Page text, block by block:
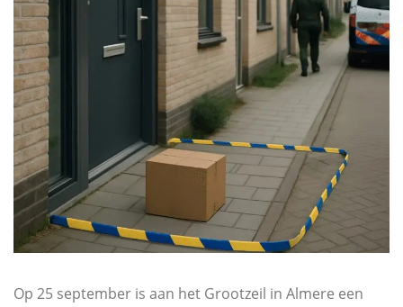
Op 25 september is aan het Grootzeil in Almere een